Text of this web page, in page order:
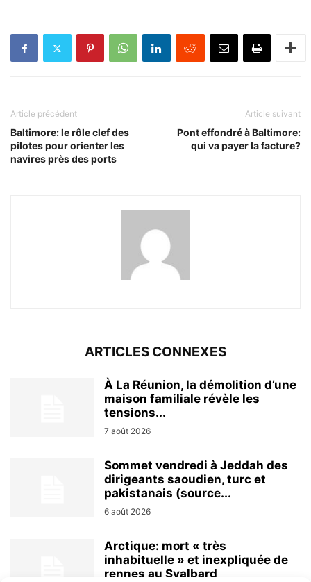
Article précédent
Baltimore: le rôle clef des
pilotes pour orienter les
navires près des ports
Article suivant
Pont effondré à Baltimore:
qui va payer la facture?
ARTICLES CONNEXES
À La Réunion, la démolition d’une
maison familiale révèle les
tensions...
7 août 2026
Sommet vendredi à Jeddah des
dirigeants saoudien, turc et
pakistanais (source...
6 août 2026
Arctique: mort « très
inhabituelle » et inexpliquée de
rennes au Svalbard